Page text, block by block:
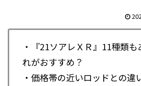
・『21ソアレＸＲ』11種類
れがおすすめ？
・価格帯の近いロッドとの違